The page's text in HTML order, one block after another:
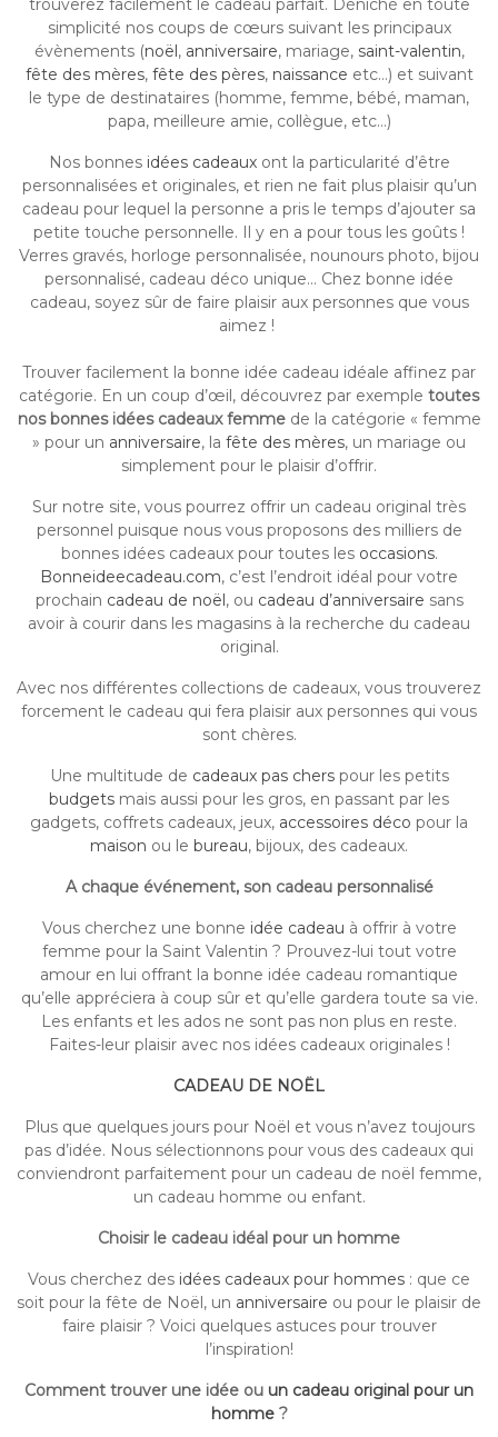
trouverez facilement le cadeau parfait. Déniché en toute
simplicité nos coups de cœurs suivant les principaux
évènements (noël , anniversaire, mariage, saint-valentin,
fête des mères, fête des pères, naissance etc…) et suivant
le type de destinataires (homme, femme, bébé, maman,
papa, meilleure amie, collègue, etc…)
Nos bonnes idées cadeauxont la particularité d’être
personnalisées et originales, et rien ne fait plus plaisir qu’un
cadeau pour lequel la personne a pris le temps d’ajouter sa
petite touche personnelle. Il y en a pour tous les goûts !
Verres gravés, horloge personnalisée, nounours photo, bijou
personnalisé, cadeau déco unique… Chez bonne idée
cadeau, soyez sûr de faire plaisir aux personnes que vous
aimez !
Trouver facilement la bonne idée cadeau idéale affinez par
catégorie. En un coup d’œil, découvrez par exemple toutes
nos bonnes idées cadeaux femmede la catégorie « femme
» pour un anniversaire, la fête des mères, un mariage ou
simplement pour le plaisir d’offrir.
Sur notre site, vous pourrez offrir un cadeau original très
personnel puisque nous vous proposons des milliers de
bonnes idées cadeaux pour toutes les occasions.
Bonneideecadeau.com, c’est l’endroit idéal pour votre
prochain cadeau de noël , ou cadeau d’anniversaire sans
avoir à courir dans les magasins à la recherche du cadeau
original.
Avec nos différentes collections de cadeaux, vous trouverez
forcement le cadeau qui fera plaisir aux personnes qui vous
sont chères.
Une multitude de cadeaux pas cherspour les petits
budgets mais aussi pour les gros, en passant par les
gadgets, coffrets cadeaux, jeux, accessoires déco pour la
maison ou le bureau, bijoux, des cadeaux.
A chaque événement, son cadeau personnalisé
Vous cherchez une bonne idée cadeau à offrir à votre
femme pour la Saint Valentin ? Prouvez-lui tout votre
amour en lui offrant la bonne idée cadeau romantique
qu’elle appréciera à coup sûr et qu’elle gardera toute sa vie.
Les enfants et les ados ne sont pas non plus en reste.
Faites-leur plaisir avec nos idées cadeaux originales !
CADEAU DE NOËL
Plus que quelques jours pour Noël et vous n’avez toujours
pas d’idée. Nous sélectionnons pour vous des cadeaux qui
conviendront parfaitement pour un cadeau de noël femme,
un cadeau homme ou enfant.
Choisir le cadeau idéal pour un homme
Vous cherchez des idées cadeaux pour hommes : que ce
soit pour la fête de Noël, un anniversaire ou pour le plaisir de
faire plaisir ? Voici quelques astuces pour trouver
l’inspiration!
Comment trouver une idée ou un cadeau original pour un
homme?